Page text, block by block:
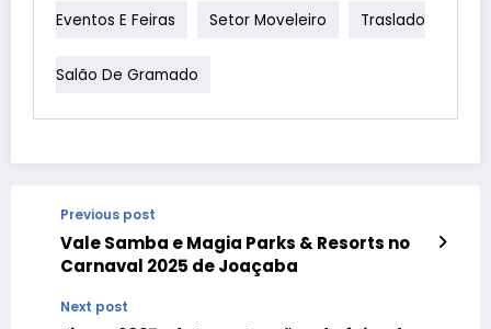
Eventos E Feiras Setor Moveleiro Traslado
Salão De Gramado
Previous post
Vale Samba e Magia Parks & Resorts no
Carnaval 2025 de Joaçaba
Next post